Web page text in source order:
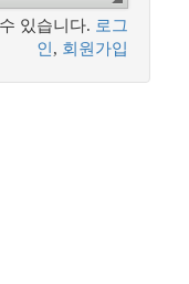
있습니다. 로그
인 , 회원가입